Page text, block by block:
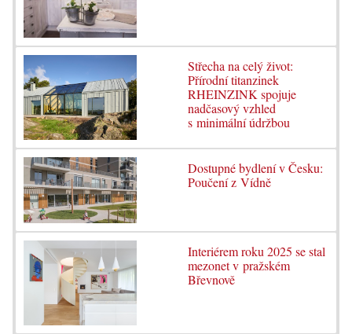
Střecha na celý život:
Přírodní titanzinek
RHEINZINK spojuje
nadčasový vzhled
s minimální údržbou
Dostupné bydlení v Česku:
Poučení z Vídně
Interiérem roku 2025 se stal
mezonet v pražském
Břevnově